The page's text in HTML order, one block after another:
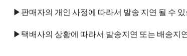
▶판매자의 개인 사정에 따라서 발송 지연 될 수 있
▶택배사의 상황에 따라서 발송지연 또는 배송지